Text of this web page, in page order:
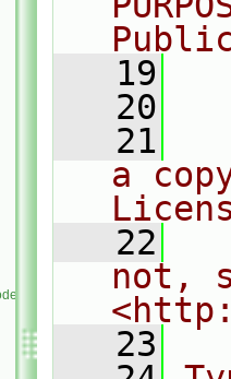
   19
   20
   21
a
   22
not,
   23